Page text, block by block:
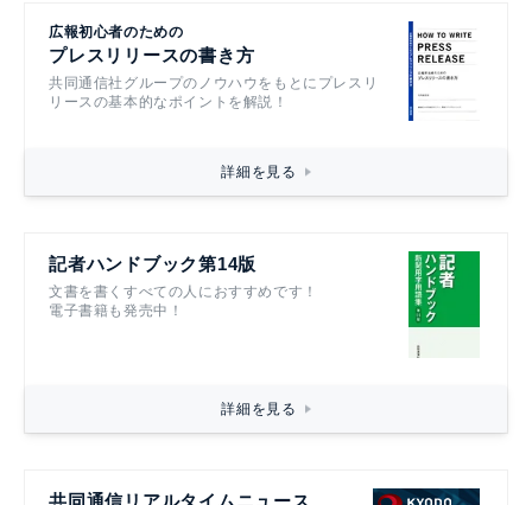
広報初心者のための
プレスリリースの書き方
共同通信社グループのノウハウをもとにプレスリ
リースの基本的なポイントを解説！
詳細を見る
記者ハンドブック第14版
文書を書くすべての人におすすめです！
電子書籍も発売中！
詳細を見る